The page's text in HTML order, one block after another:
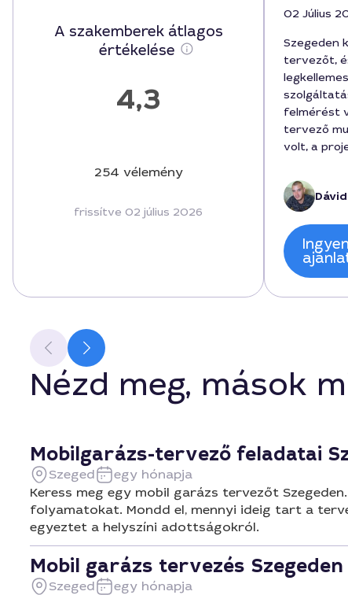
A szakemberek átlagos
értékelése
4,3
254 vélemény
frissítve 02 július 2026
02 Július
Szegeden
tervezőt,
felmérést
tervező
volt, a
a város
le az
esztétikus
Nézd meg, mások
Mobilgarázs-tervező feladatai
Szeged
egy hónapja
Keress meg egy mobil garázs tervezőt
folyamatokat. Mondd el, mennyi ideig tart a
egyeztet a helyszíni adottságokról.
Mobil garázs tervezés Szegeden
Szeged
egy hónapja